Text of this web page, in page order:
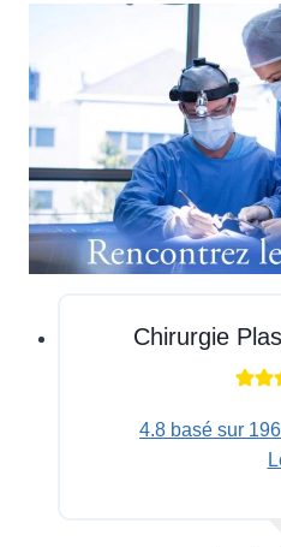
Chirurgie
4.8 basé sur